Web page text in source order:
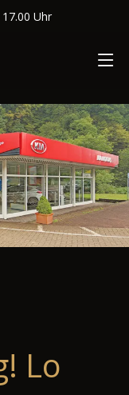
Uhr
Lo